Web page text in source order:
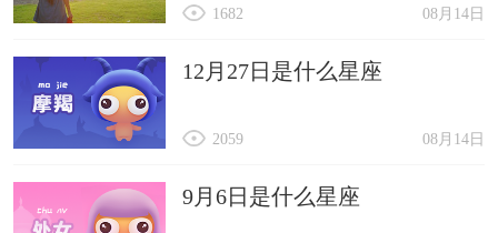
22. 金饼
23. 宝石犬
24. 财富犬
25. 金银狗
26. 财神宝
27. 金蛋
08月14日
1682
12月27日是什么星座
08月14日
2059
9月6日是什么星座